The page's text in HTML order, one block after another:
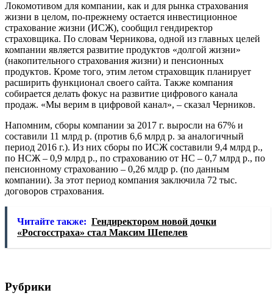
Локомотивом для компании, как и для рынка страхования
жизни в целом, по-прежнему остается инвестиционное
страхование жизни (ИСЖ), сообщил гендиректор
страховщика. По словам Черникова, одной из главных целей
компании является развитие продуктов «долгой жизни»
(накопительного страхования жизни) и пенсионных
продуктов. Кроме того, этим летом страховщик планирует
расширить функционал своего сайта. Также компания
собирается делать фокус на развитие цифрового канала
продаж. «Мы верим в цифровой канал», ‒ сказал Черников.
Напомним, сборы компании за 2017 г. выросли на 67% и
составили 11 млрд р. (против 6,6 млрд р. за аналогичный
период 2016 г.). Из них сборы по ИСЖ составили 9,4 млрд р.,
по НСЖ ‒ 0,9 млрд р., по страхованию от НС ‒ 0,7 млрд р., по
пенсионному страхованию ‒ 0,26 млдр р. (по данным
компании). За этот период компания заключила 72 тыс.
договоров страхования.
Читайте также: Гендиректором новой дочки
«Росгосстраха» стал Максим Шепелев
Рубрики